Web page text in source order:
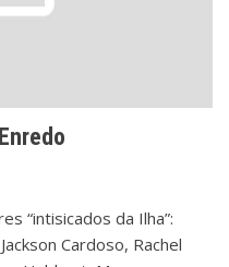
“intisicados da Ilha”:
Cardoso, Rachel